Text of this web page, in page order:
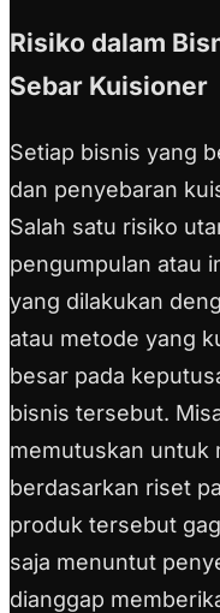
Risiko dalam
Sebar Kuisioner
Setiap bisnis yang
dan penyebaran
Salah satu risiko
pengumpulan atau
yang dilakukan
atau metode yang
besar pada
bisnis tersebut.
memutuskan untuk
berdasarkan riset
produk tersebut
saja menuntut
dianggap